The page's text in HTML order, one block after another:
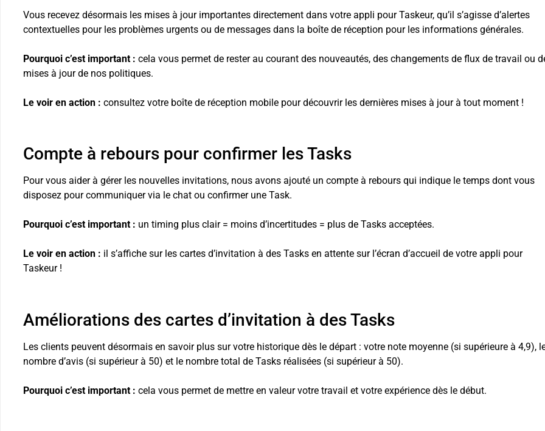
Vous recevez désormais les mises à jour importantes directement dans votre appli pour Taskeur, qu’il s’agisse d’alertes
contextuelles pour les problèmes urgents ou de messages dans la boîte de réception pour les informations générales.
Pourquoi c’est important : cela vous permet de rester au courant des nouveautés, des changements de flux de travail ou
mises à jour de nos politiques.
Le voir en action : consultez votre boîte de réception mobile pour découvrir les dernières mises à jour à tout moment !
Compte à rebours pour confirmer les Tasks
Pour vous aider à gérer les nouvelles invitations, nous avons ajouté un compte à rebours qui indique le temps dont vous
disposez pour communiquer via le chat ou confirmer une Task.
Pourquoi c’est important : un timing plus clair = moins d’incertitudes = plus de Tasks acceptées.
Le voir en action : il s’affiche sur les cartes d’invitation à des Tasks en attente sur l’écran d’accueil de votre appli pour
Taskeur !
Améliorations des cartes d’invitation à des Tasks
Les clients peuvent désormais en savoir plus sur votre historique dès le départ : votre note moyenne (si supérieure à 4,9),
nombre d’avis (si supérieur à 50) et le nombre total de Tasks réalisées (si supérieur à 50).
Pourquoi c’est important : cela vous permet de mettre en valeur votre travail et votre expérience dès le début.